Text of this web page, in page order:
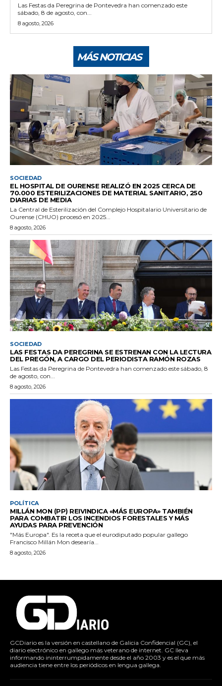
Las Festas da Peregrina de Pontevedra han comenzado este
sábado, 8 de agosto, con...
8 agosto, 2026
MÁS NOTICIAS
SOCIEDAD
EL HOSPITAL DE OURENSE REALIZÓ EN 2025 CERCA DE
70.000 ESTERILIZACIONES DE MATERIAL SANITARIO, 250
DIARIAS DE MEDIA
La Central de Esterilización del Complejo Hospitalario Universitario de
Ourense (CHUO) procesó en 2025...
8 agosto, 2026
SOCIEDAD
LAS FESTAS DA PEREGRINA SE ESTRENAN CON LA LECTURA
DEL PREGÓN, A CARGO DEL PERIODISTA RAMÓN ROZAS
Las Festas da Peregrina de Pontevedra han comenzado este sábado, 8
de agosto, con...
8 agosto, 2026
POLÍTICA
MILLÁN MON (PP) REIVINDICA «MÁS EUROPA» TAMBIÉN
PARA COMBATIR LOS INCENDIOS FORESTALES Y MÁS
AYUDAS PARA PREVENCIÓN
"Más Europa". Es la receta que el eurodiputado popular gallego
Francisco Millán Mon desearía...
8 agosto, 2026
GCDiario es la versión en castellano de Galicia Confidencial (GC), el
diario electrónico en gallego más veterano de internet. GC lleva
informando ininterrumpidamente desde el año 2003 y es el que más
audiencia tiene entre los periódicos en lengua gallega.